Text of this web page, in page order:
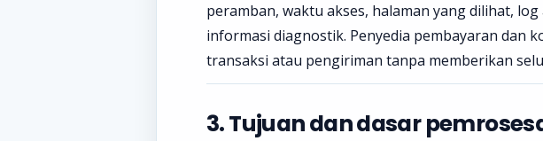
peramban, waktu akses, halaman yang dilihat,
informasi diagnostik. Penyedia pembayaran dan
transaksi atau pengiriman tanpa memberikan
3. Tujuan dan dasar